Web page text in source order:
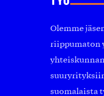
Olemme
riippumaton
suomalaista